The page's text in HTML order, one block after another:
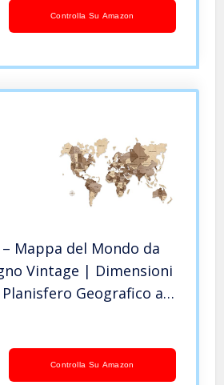
Controlla Su Amazon
Mappa del Mondo da
Vintage | Dimensioni
Geografico a
Map 3D
Controlla Su Amazon